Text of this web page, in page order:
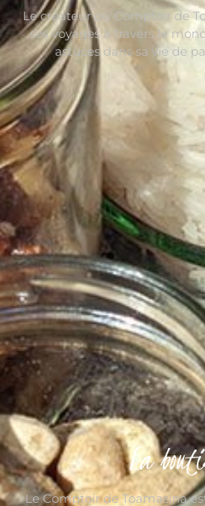
Le créateur du Comptoir de
ses voyages à travers le
astuces dans sa vie de
La
Le Comptoir de Toamasina